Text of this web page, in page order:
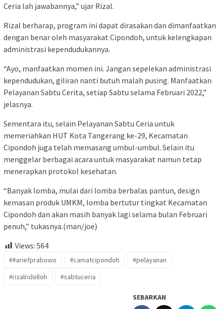
Ceria lah jawabannya,” ujar Rizal.
Rizal berharap, program ini dapat dirasakan dan dimanfaatkan
dengan benar oleh masyarakat Cipondoh, untuk kelengkapan
administrasi kependudukannya.
“Ayo, manfaatkan momen ini. Jangan sepelekan administrasi
kependudukan, giliran nanti butuh malah pusing. Manfaatkan
Pelayanan Sabtu Cerita, setiap Sabtu selama Februari 2022,”
jelasnya.
Sementara itu, selain Pelayanan Sabtu Ceria untuk
memeriahkan HUT Kota Tangerang ke-29, Kecamatan
Cipondoh juga telah memasang umbul-umbul. Selain itu
menggelar berbagai acara untuk masyarakat namun tetap
menerapkan protokol kesehatan.
“Banyak lomba, mulai dari lomba berbalas pantun, design
kemasan produk UMKM, lomba bertutur tingkat Kecamatan
Cipondoh dan akan masih banyak lagi selama bulan Februari
penuh,” tukasnya.(man/joe)
Views: 564
##ariefprabowo #camatcipondoh
#pelayanan
#rizalridolloh
#sabtuceria
SEBARKAN